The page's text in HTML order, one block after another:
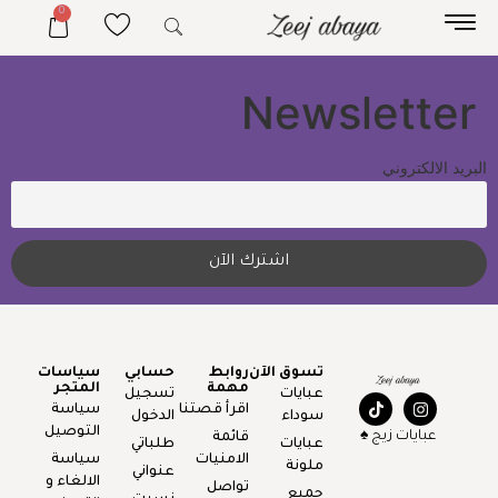
0
Newsletter
البريد الالكتروني
عبايات زيج ♠️
تسوق الآن
عبايات
سوداء
عبايات
ملونة
روابط
مهمة
اقرأ قصتنا
قائمة
الامنيات
تواصل
حسابي
تسجيل
الدخول
طلباتي
عنواني
سياسات
المتجر
سياسة
التوصيل
سياسة
الالغاء و